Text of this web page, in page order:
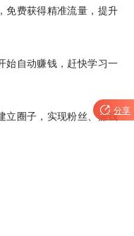
免费获得精准流量，提升
始自动赚钱，赶快学习一
立圈子，实现粉丝、赚钱
 分享